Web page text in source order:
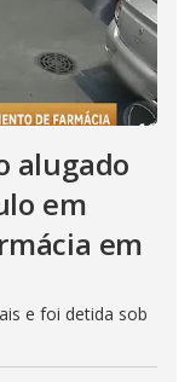
alugado
em
em
e foi detida sob